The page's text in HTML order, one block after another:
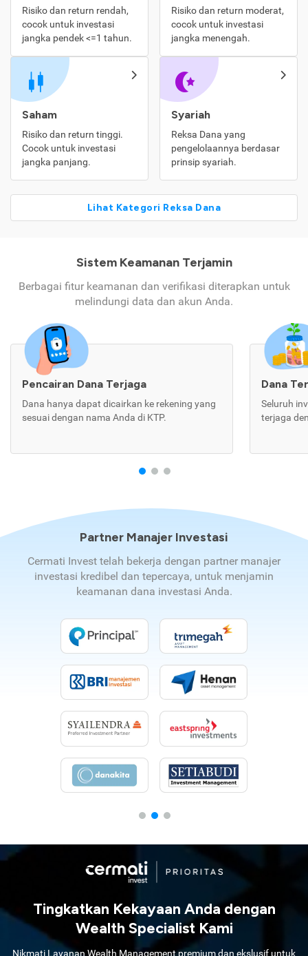
Risiko dan return rendah,
cocok untuk investasi
jangka pendek <=1 tahun.
Risiko dan return moderat,
cocok untuk investasi
jangka menengah.
Saham
Risiko dan return tinggi.
Cocok untuk investasi
jangka panjang.
Syariah
Reksa Dana yang
pengelolaannya berdasar
prinsip syariah.
Lihat Kategori Reksa Dana
Sistem Keamanan Terjamin
Berbagai fitur keamanan dan verifikasi diterapkan untuk
melindungi data dan akun Anda.
Pencairan Dana Terjaga
Dana hanya dapat dicairkan ke rekening yang
sesuai dengan nama Anda di KTP.
Dana
Seluruh
terjaga
Partner Manajer Investasi
Cermati Invest telah bekerja dengan partner manajer
investasi kredibel dan tepercaya, untuk menjamin
keamanan dana investasi Anda.
Tingkatkan Kekayaan Anda dengan
Wealth Specialist Kami
Nikmati Layanan Wealth Management premium dan ekslusif untuk